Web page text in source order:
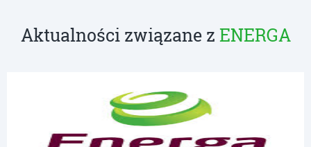
Aktualności związane z ENERGA